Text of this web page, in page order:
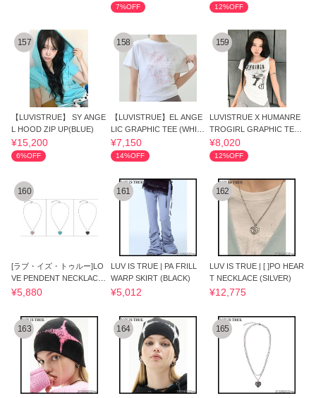
7%OFF 12%OFF
157
【LUVISTRUE】 SY ANGE
L HOOD ZIP UP(BLUE)
¥15,200
6%OFF
158
【LUVISTRUE】EL ANGE
LIC GRAPHIC TEE (WHIT
E)
¥7,150
14%OFF
159
LUVISTRUE X HUMANRE
TROGIRL GRAPHIC TEE
(WHITE)
¥8,020
12%OFF
160
[ラブ・イズ・トゥルー]LO
VE PENDENT NECKLACE
[NCT 着用]
¥5,880
161
LUV IS TRUE | PA FRILL
WARP SKIRT (BLACK)
¥5,012
162
LUV IS TRUE | [ ]PO HEAR
T NECKLACE (SILVER)
¥12,775
163 164 165